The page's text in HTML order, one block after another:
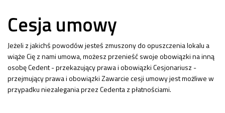
Cesja umowy
Jeżeli z jakichś powodów jesteś zmuszony do opuszczenia lokalu a
wiąże Cię z nami umowa, możesz przenieść swoje obowiązki na inną
osobę Cedent - przekazujący prawa i obowiązki Cesjonariusz -
przejmujący prawa i obowiązki Zawarcie cesji umowy jest możliwe w
przypadku niezalegania przez Cedenta z płatnościami.